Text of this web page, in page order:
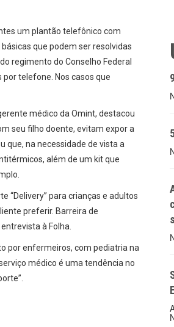
um plantão telefônico com
que podem ser resolvidas
regimento do Conselho Federal
telefone. Nos casos que
médico da Omint, destacou
seu filho doente, evitam expor a
que, na necessidade de vista a
além de um kit que
“Delivery” para crianças e adultos
preferir. Barreira de
à Folha.
por enfermeiros, com pediatria na
médico é uma tendência no